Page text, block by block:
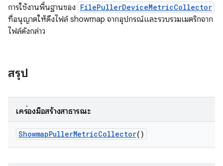
การใช้งานพื้นฐานของ FilePullerDeviceMetricCollector
ที่อนุญาตให้ดึงไฟล์ showmap จากอุปกรณ์และรวบรวมเมตริกจาก
ไฟล์ดังกล่าว
สรุป
เครื่องมือสร้างสาธารณะ
ShowmapPullerMetricCollector()